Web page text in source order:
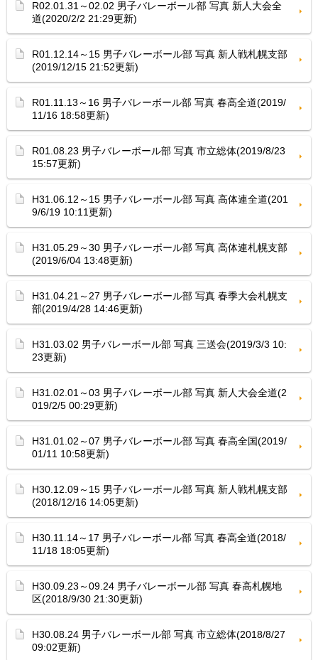
R02.01.31～02.02 男子バレーボール部 写真 新人大会全
道(2020/2/2 21:29更新)
R01.12.14～15 男子バレーボール部 写真 新人戦札幌支部
(2019/12/15 21:52更新)
R01.11.13～16 男子バレーボール部 写真 春高全道(2019/
11/16 18:58更新)
R01.08.23 男子バレーボール部 写真 市立総体(2019/8/23
15:57更新)
H31.06.12～15 男子バレーボール部 写真 高体連全道(201
9/6/19 10:11更新)
H31.05.29～30 男子バレーボール部 写真 高体連札幌支部
(2019/6/04 13:48更新)
H31.04.21～27 男子バレーボール部 写真 春季大会札幌支
部(2019/4/28 14:46更新)
H31.03.02 男子バレーボール部 写真 三送会(2019/3/3 10:
23更新)
H31.02.01～03 男子バレーボール部 写真 新人大会全道(2
019/2/5 00:29更新)
H31.01.02～07 男子バレーボール部 写真 春高全国(2019/
01/11 10:58更新)
H30.12.09～15 男子バレーボール部 写真 新人戦札幌支部
(2018/12/16 14:05更新)
H30.11.14～17 男子バレーボール部 写真 春高全道(2018/
11/18 18:05更新)
H30.09.23～09.24 男子バレーボール部 写真 春高札幌地
区(2018/9/30 21:30更新)
H30.08.24 男子バレーボール部 写真 市立総体(2018/8/27
09:02更新)